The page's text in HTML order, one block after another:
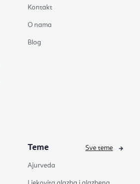
Kontakt
O nama
Blog
Teme
Ajurveda
Sve teme